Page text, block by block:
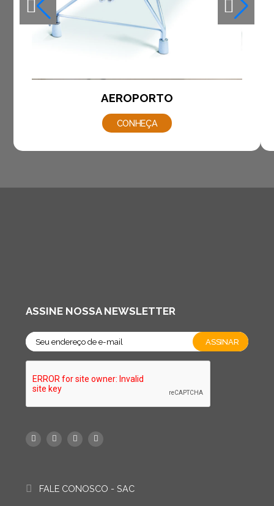
AEROPORTO
CONHEÇA
ASSINE NOSSA NEWSLETTER
FALE CONOSCO - SAC